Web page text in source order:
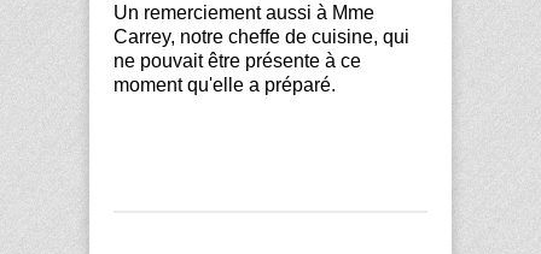
Un remerciement aussi à Mme
Carrey, notre cheffe de cuisine, qui
ne pouvait être présente à ce
moment qu'elle a préparé.